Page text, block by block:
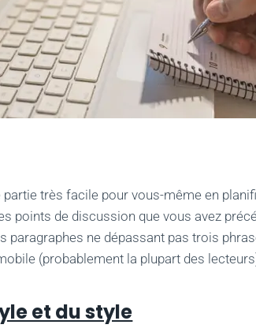
partie très facile pour vous-même en
points de discussion que vous avez
paragraphes ne dépassant pas trois
(probablement la plupart des
et du style